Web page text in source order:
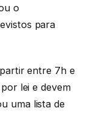
o
para
entre 7h e
lei e devem
uma lista de